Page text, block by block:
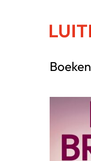
Boeken